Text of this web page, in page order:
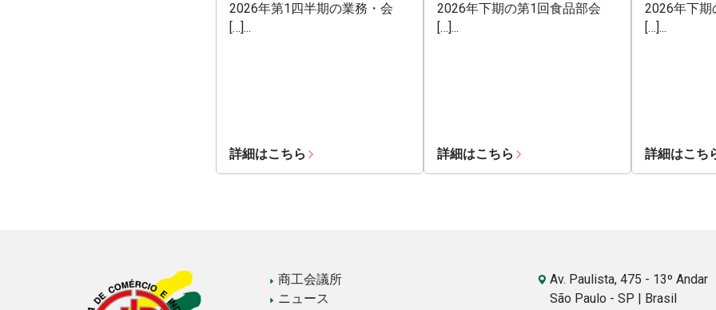
2026年第1四半期の業務・会
[…]...
詳細はこちら
2026年下期の第1回食品部会
[…]...
詳細はこちら
2026年下期
[…]...
詳細はこち
商工会議所
ニュース
Av. Paulista, 475 - 13º Andar
São Paulo - SP | Brasil